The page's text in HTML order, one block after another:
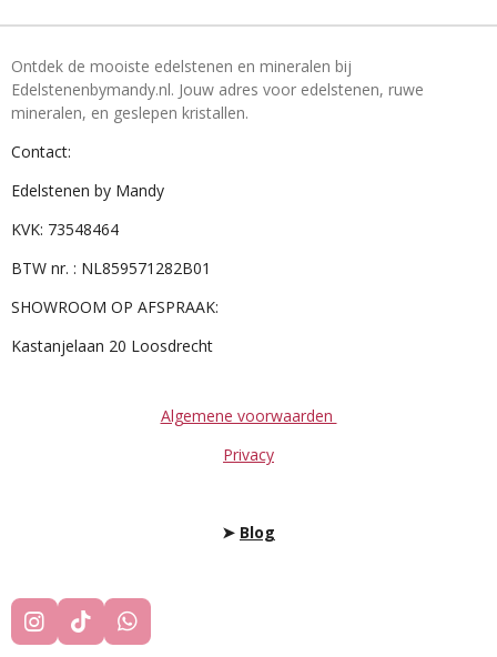
Ontdek de mooiste edelstenen en mineralen bij
Edelstenenbymandy.nl. Jouw adres voor edelstenen, ruwe
mineralen, en geslepen kristallen.
Contact:
Edelstenen by Mandy
KVK: 73548464
BTW nr. : NL859571282B01
SHOWROOM OP AFSPRAAK:
Kastanjelaan 20 Loosdrecht
Algemene voorwaarden
Privacy
➤ Blog
I
N
T
I
W
H